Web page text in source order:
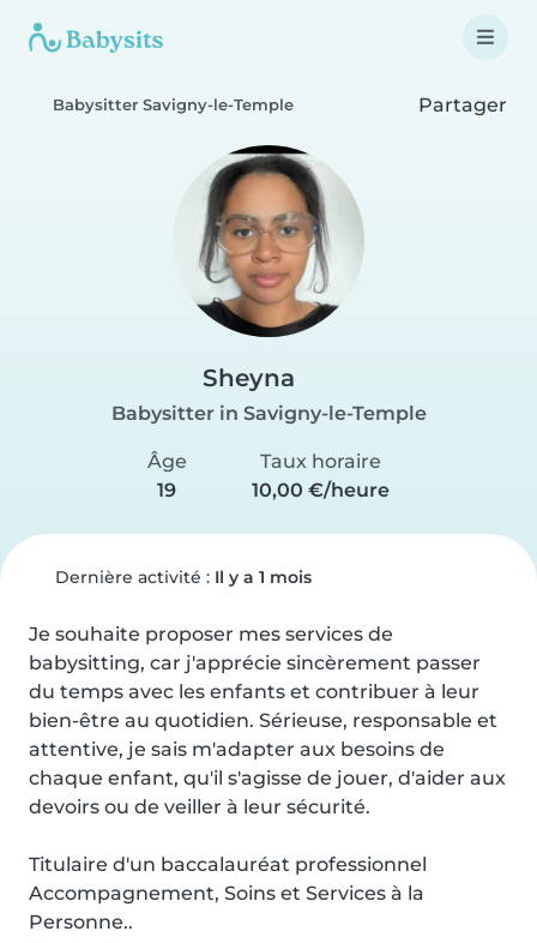
Babysitter Savigny-le-Temple Partager
Sheyna
Babysitter in Savigny-le-Temple
Âge
19
Taux horaire
10,00 €/heure
Dernière activité : Il y a 1 mois
Je souhaite proposer mes services de
babysitting, car j'apprécie sincèrement passer
du temps avec les enfants et contribuer à leur
bien-être au quotidien. Sérieuse, responsable et
attentive, je sais m'adapter aux besoins de
chaque enfant, qu'il s'agisse de jouer, d'aider aux
devoirs ou de veiller à leur sécurité.
Titulaire d'un baccalauréat professionnel
Accompagnement, Soins et Services à la
Personne..